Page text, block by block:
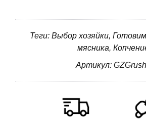
Теги: Выбор хозяйки,
мясника,
Артикул: